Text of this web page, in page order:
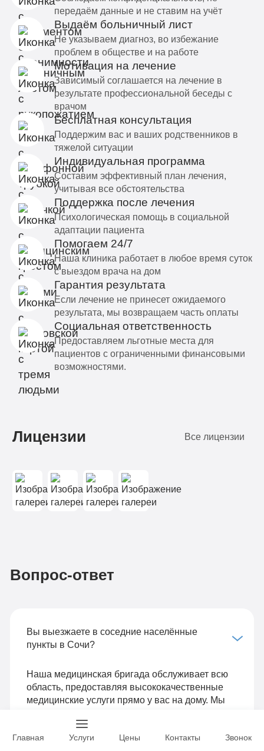
передаём данные и не ставим на учёт
Выдаём больничный лист
Не указываем диагноз, во избежание
проблем в обществе и на работе
Мотивация на лечение
Зависимый соглашается на лечение в
результате профессиональной беседы с
врачом
Бесплатная консультация
Поддержим вас и ваших родственников в
тяжелой ситуации
Индивидуальная программа
Составим эффективный план лечения,
учитывая все обстоятельства
Поддержка после лечения
Психологическая помощь в социальной
адаптации пациента
Помогаем 24/7
Наша клиника работает в любое время суток
с выездом врача на дом
Гарантия результата
Если лечение не принесет ожидаемого
результата, мы возвращаем часть оплаты
Социальная ответственность
Предоставляем льготные места для
пациентов с ограниченными финансовыми
возможностями.
Лицензии Все лицензии
Вопрос-ответ
Вы выезжаете в соседние населённые
пункты в Сочи?
Наша медицинская бригада обслуживает всю
область, предоставляя высококачественные
медицинские услуги прямо у вас на дому. Мы
вам в кратчайшие сроки, оснащённые всем
необходимым для проведения обследования и
Главная Услуги Цены Контакты Звонок